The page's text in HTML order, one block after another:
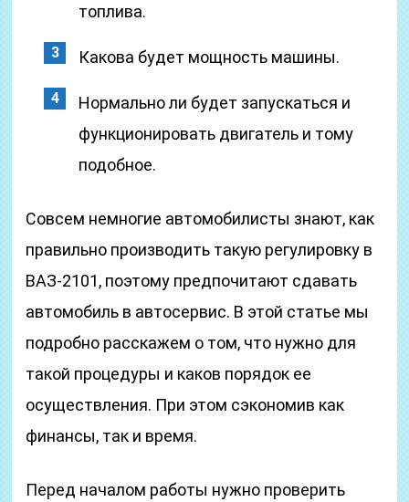
топлива.
Какова будет мощность машины.
Нормально ли будет запускаться и
функционировать двигатель и тому
подобное.
Совсем немногие автомобилисты знают, как
правильно производить такую регулировку в
ВАЗ-2101, поэтому предпочитают сдавать
автомобиль в автосервис. В этой статье мы
подробно расскажем о том, что нужно для
такой процедуры и каков порядок ее
осуществления. При этом сэкономив как
финансы, так и время.
Перед началом работы нужно проверить